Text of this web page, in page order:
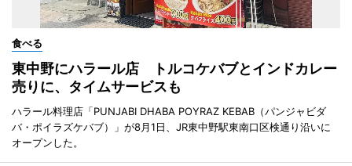
食べる
東中野にハラール店 トルコケバブとインドカレー
売りに、タイムサービスも
ハラール料理店「PUNJABI DHABA POYRAZ KEBAB（パンジャビダ
バ・ポイラズケバブ）」が8月1日、JR東中野駅東南口区検通り沿いに
オープンした。